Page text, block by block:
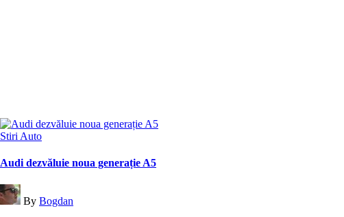
Posted
Stiri Auto
Audi dezvăluie noua generație A5
Posted
by
By Bogdan